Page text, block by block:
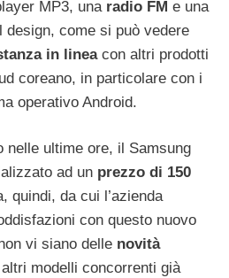
MP3, una radio FM e una
design, come si può vedere
in lineacon altri prodotti
coreano, in particolare con i
operativo Android.
nelle ultime ore, il Samsung
ad un prezzo di 150
quindi, da cui l’azienda
con questo nuovo
vi siano delle novità
modelli concorrenti già